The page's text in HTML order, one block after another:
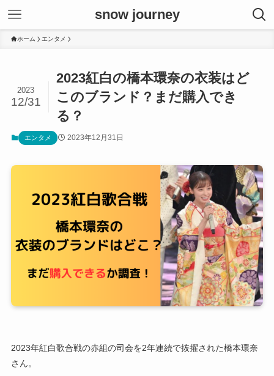
snow journey
ホーム エンタメ
2023紅白の橋本環奈の衣装はど
このブランド？まだ購入でき
る？
2023
12/31
エンタメ 2023年12月31日
2023年紅白歌合戦の赤組の司会を2年連続で抜擢された橋本環奈
さん。